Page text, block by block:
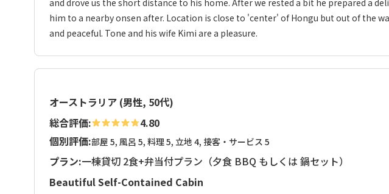
and drove us the short distance to his home. After we rested a bit he prepared a
him to a nearby onsen after. Location is close to 'center' of Hongu but out of the
and peaceful. Tone and his wife Kimi are a pleasure.
オーストラリア (男性, 50代)
総合評価:
4.80
個別評価:部屋 5, 風呂 5, 料理 5, 立地 4, 接客・サービス 5
プラン:一棟貸切 2食+弁当付プラン（夕食 BBQ もしくは 鍋セット）
Beautiful Self-Contained Cabin